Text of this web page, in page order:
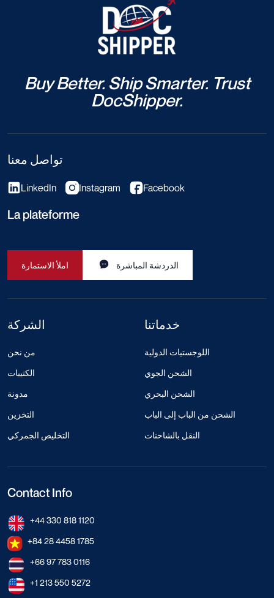
Buy Better. Ship Smarter. Trust
DocShipper.
تواصل معنا
LinkedIn Instagram Facebook
La plateforme
املأ الاستمارة الدردشة المباشرة
الشركة
من نحن
الكتيبات
مدونة
التخزين
التخليص الجمركي
خدماتنا
اللوجستيات الدولية
الشحن الجوي
الشحن البحري
الشحن من الباب إلى الباب
النقل بالشاحنات
Contact Info
+44 330 818 1120
+84 28 4458 1785
+66 97 783 0116
+1 213 550 5272